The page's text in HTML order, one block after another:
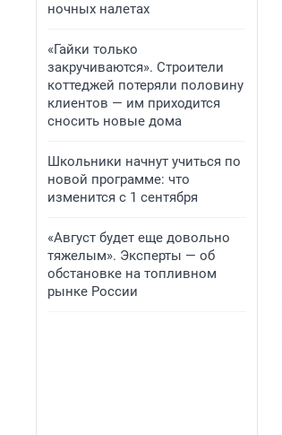
ночных налетах
«Гайки только
закручиваются». Строители
коттеджей потеряли половину
клиентов — им приходится
сносить новые дома
Школьники начнут учиться по
новой программе: что
изменится с 1 сентября
«Август будет еще довольно
тяжелым». Эксперты — об
обстановке на топливном
рынке России